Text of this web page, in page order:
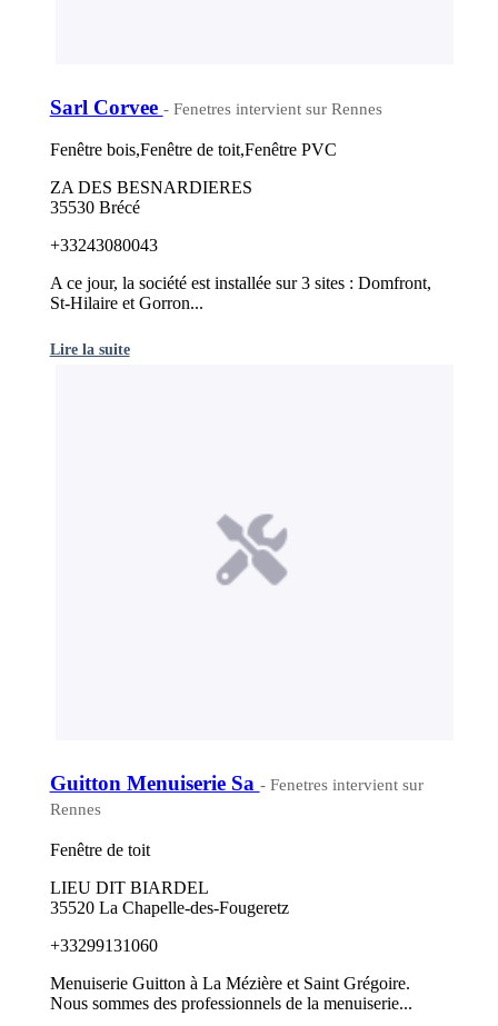
Sarl Corvee - Fenetres intervient sur Rennes
Fenêtre bois,Fenêtre de toit,Fenêtre PVC
ZA DES BESNARDIERES
35530 Brécé
+33243080043
A ce jour, la société est installée sur 3 sites : Domfront,
St-Hilaire et Gorron...
Lire la suite
Guitton Menuiserie Sa - Fenetres intervient sur
Rennes
Fenêtre de toit
LIEU DIT BIARDEL
35520 La Chapelle-des-Fougeretz
+33299131060
Menuiserie Guitton à La Mézière et Saint Grégoire.
Nous sommes des professionnels de la menuiserie...